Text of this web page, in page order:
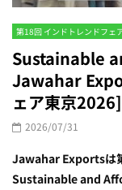
第18回 インドトレンドフェ
Sustainable
Jawahar
ェア東京2026]
2026/07/31
Jawahar Exportsは
Sustainable and